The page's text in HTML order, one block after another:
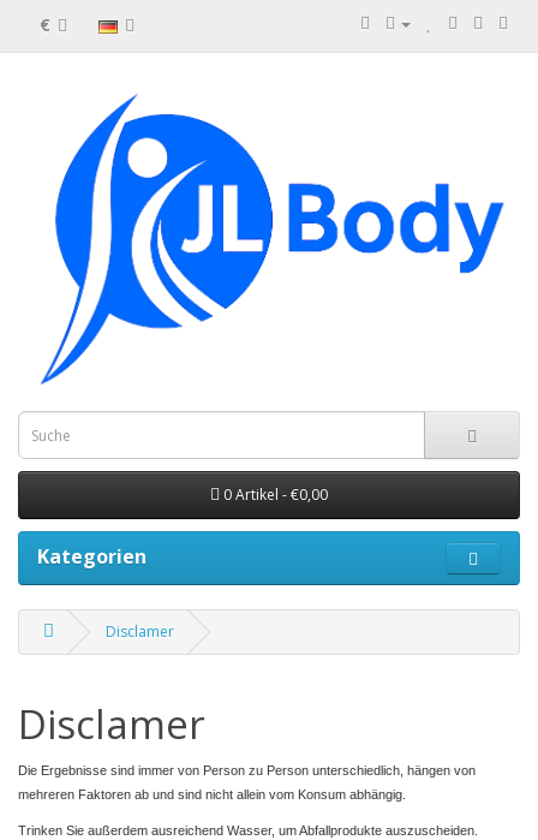
€
0 Artikel - €0,00
Kategorien
Disclamer
Disclamer
Die Ergebnisse sind immer von Person zu Person unterschiedlich, hängen von
mehreren Faktoren ab und sind nicht allein vom Konsum abhängig.
Trinken Sie außerdem ausreichend Wasser, um Abfallprodukte auszuscheiden.